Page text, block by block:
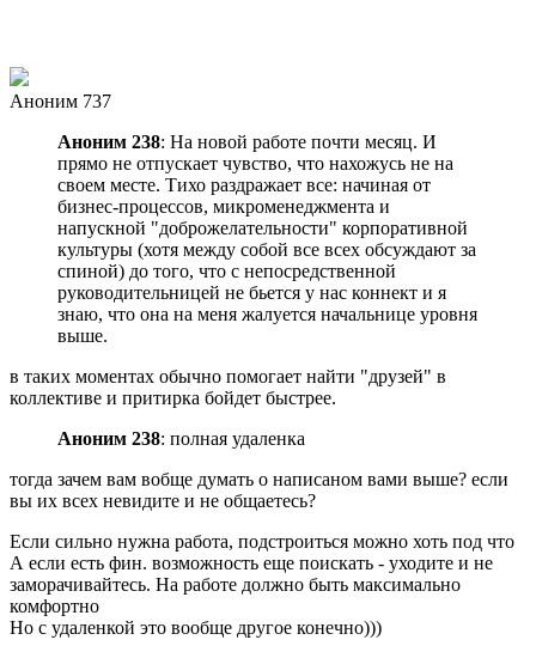
Аноним 737
Аноним 238: На новой работе почти месяц. И
прямо не отпускает чувство, что нахожусь не на
своем месте. Тихо раздражает все: начиная от
бизнес-процессов, микроменеджмента и
напускной "доброжелательности" корпоративной
культуры (хотя между собой все всех обсуждают за
спиной) до того, что с непосредственной
руководительницей не бьется у нас коннект и я
знаю, что она на меня жалуется начальнице уровня
выше.
в таких моментах обычно помогает найти "друзей" в
коллективе и притирка бойдет быстрее.
Аноним 238: полная удаленка
тогда зачем вам вобще думать о написаном вами выше? если
вы их всех невидите и не общаетесь?
Если сильно нужна работа, подстроиться можно хоть под что
А если есть фин. возможность еще поискать - уходите и не
заморачивайтесь. На работе должно быть максимально
комфортно
Но с удаленкой это вообще другое конечно)))